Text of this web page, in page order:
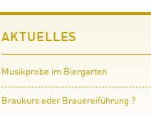
AKTUELLES
Musikprobe im Biergarten
Braukurs oder Brauereiführung ?